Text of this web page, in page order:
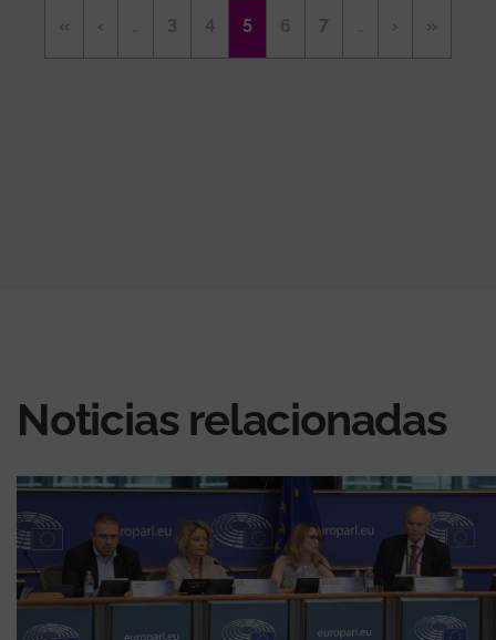
Primera
«
Página
‹ … Página
3 Página
4
Página
5 Página
6 Página
7 …
Siguiente
›
Última
»
Noticias relacionadas